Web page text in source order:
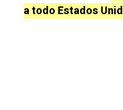
a todo Estados